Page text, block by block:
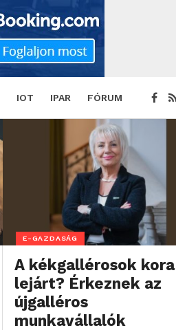
IOT IPAR FÓRUM
E-GAZDASÁG
A kékgallérosok kora
lejárt? Érkeznek az
újgalléros
munkavállalók